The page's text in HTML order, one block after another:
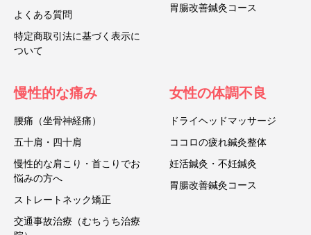
よくある質問
特定商取引法に基づく表示に
ついて
胃腸改善鍼灸コース
慢性的な痛み
腰痛（坐骨神経痛）
五十肩・四十肩
慢性的な肩こり・首こりでお
悩みの方へ
ストレートネック矯正
交通事故治療（むちうち治療
女性の体調不良
ドライヘッドマッサージ
ココロの疲れ鍼灸整体
妊活鍼灸・不妊鍼灸
胃腸改善鍼灸コース